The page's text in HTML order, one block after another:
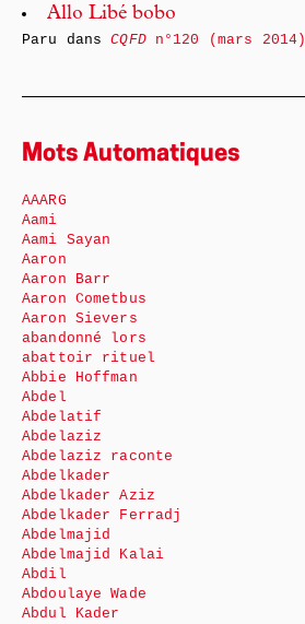
Allo Libé bobo
Paru dansCQFDn°120 (mars 2014)
Mots Automatiques
AAARG
Aami
Aami Sayan
Aaron
Aaron Barr
Aaron Cometbus
Aaron Sievers
abandonné lors
abattoir rituel
Abbie Hoffman
Abdel
Abdelatif
Abdelaziz
Abdelaziz raconte
Abdelkader
Abdelkader Aziz
Abdelkader Ferradj
Abdelmajid
Abdelmajid Kalai
Abdil
Abdoulaye Wade
Abdul Kader